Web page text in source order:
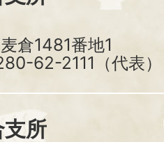
倉1481番地1
62-2111（代表）
所